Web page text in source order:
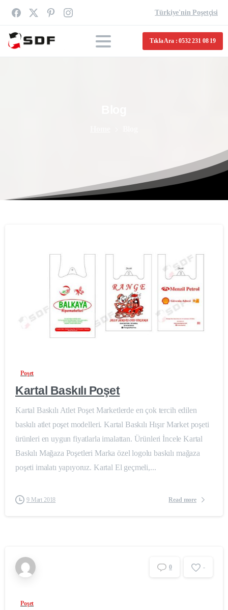
Türkiye'nin Poşetçisi
Tıkla Ara : 0532 231 08 19
Poşet
Kartal Baskılı Poşet
Kartal Baskılı Atlet Poşet Marketlerde en çok tercih edilen
baskılı atlet poşet modelleri. Kartal Baskılı Hışır Market poşeti
ürünleri en uygun fiyatlarla imalattan. Ürünleri İncele Kartal
Baskılı Mağaza Poşetleri Marka özel logolu baskılı mağaza
poşeti imalatı yapıyoruz. Kartal El geçmeli,...
9 Mart 2018 Read more
0 -
Poşet